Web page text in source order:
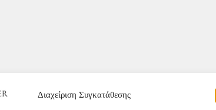
Διαχείριση Συγκατάθεσης